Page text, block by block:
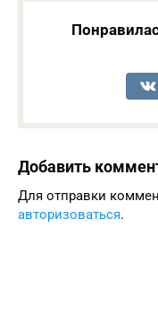
Добавить
Для отправки
авторизоваться.